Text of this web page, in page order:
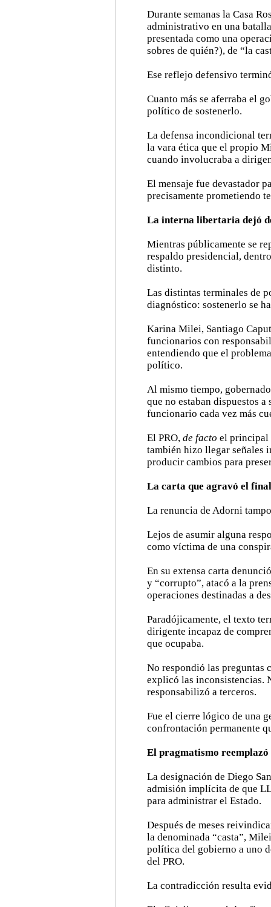
Durante semanas la Casa
administrativo en una
presentada como una
sobres de quién?), de “la
Ese reflejo defensivo
Cuanto más se aferraba el
político de sostenerlo.
La defensa incondicional
la vara ética que el propio
cuando involucraba a
El mensaje fue devastador
precisamente prometiendo
La interna libertaria dejó
Mientras públicamente se
respaldo presidencial,
distinto.
Las distintas terminales de
diagnóstico: sostenerlo se
Karina Milei, Santiago
funcionarios con
entendiendo que el
político.
Al mismo tiempo,
que no estaban dispuestos
funcionario cada vez más
El PRO, de facto el principal
también hizo llegar señales
producir cambios para
La carta que agravó el final
La renuncia de Adorni
Lejos de asumir alguna
como víctima de una
En su extensa carta
y “corrupto”, atacó a la
operaciones destinadas a
Paradójicamente, el texto
dirigente incapaz de
que ocupaba.
No respondió las preguntas
explicó las inconsistencias.
responsabilizó a terceros.
Fue el cierre lógico de una
confrontación permanente
El pragmatismo
La designación de Diego
admisión implícita de que
para administrar el Estado.
Después de meses
la denominada “casta”,
política del gobierno a uno
del PRO.
La contradicción resulta